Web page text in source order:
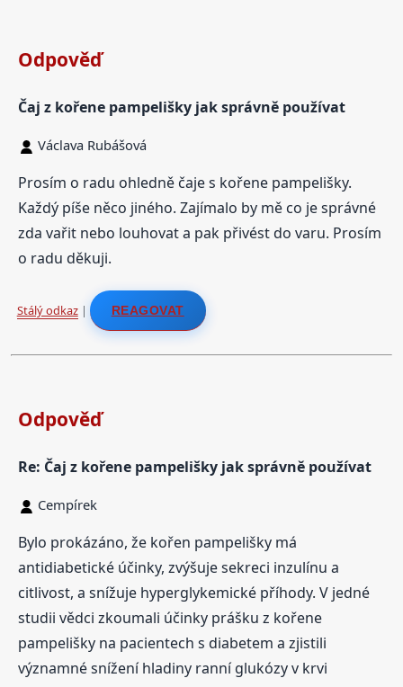
Odpověď
Čaj z kořene pampelišky jak správně používat
Václava Rubášová
Prosím o radu ohledně čaje s kořene pampelišky.
Každý píše něco jiného. Zajímalo by mě co je správné
zda vařit nebo louhovat a pak přivést do varu. Prosím
o radu děkuji.
Stálý odkaz| REAGOVAT
Odpověď
Re: Čaj z kořene pampelišky jak správně používat
Cempírek
Bylo prokázáno, že kořen pampelišky má
antidiabetické účinky, zvýšuje sekreci inzulínu a
citlivost, a snížuje hyperglykemické příhody. V jedné
studii vědci zkoumali účinky prášku z kořene
pampelišky na pacientech s diabetem a zjistili
významné snížení hladiny ranní glukózy v krvi